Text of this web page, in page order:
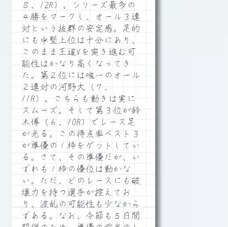
８、12R）。シリーズ最多の
４勝をマークし、オール３連
対という抜群の安定感。足的
にも中堅上位は十分にあり、
このまま王道Vを突き進む可
能性はかなり高くなってき
た。第２位には唯一のオール
２連対の河野大（７、
11R）。こちらも動きは実に
スムーズ。そして第３位が鈴
木博（６、10R）でレース足
が光る。この得点率ベスト３
が準優の１枠をゲットしてい
る。さて、その準優だが、い
ずれも１枠の優位は動かな
い。ただ、どのレースにも破
壊力を持つ選手が控えてお
り、波乱の可能性も少なから
ずある。なお、今節も５日間